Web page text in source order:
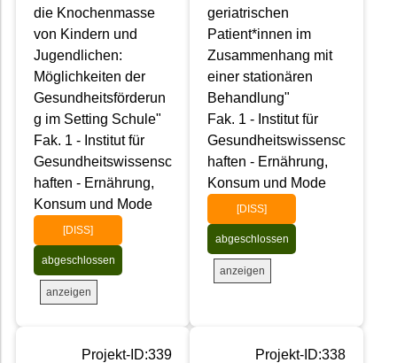
die Knochenmasse
von Kindern und
Jugendlichen:
Möglichkeiten der
Gesundheitsförderun
g im Setting Schule"
Fak. 1 - Institut für
Gesundheitswissensc
haften - Ernährung,
Konsum und Mode
[DISS]
abgeschlossen
anzeigen
geriatrischen
Patient*innen im
Zusammenhang mit
einer stationären
Behandlung"
Fak. 1 - Institut für
Gesundheitswissensc
haften - Ernährung,
Konsum und Mode
[DISS]
abgeschlossen
anzeigen
Projekt-ID:339
Projekt-ID:338